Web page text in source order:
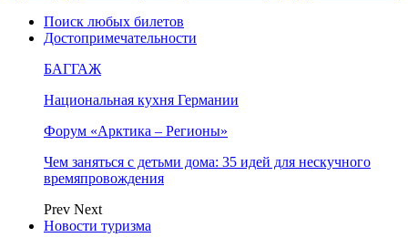
Поиск любых билетов
Достопримечательности
БАГГАЖ
Национальная кухня Германии
Форум «Арктика – Регионы»
Чем заняться с детьми дома: 35 идей для нескучного
времяпровождения
Prev Next
Новости туризма